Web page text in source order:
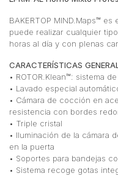
BAKERTOP MIND.Maps™
puede realizar cualquier
horas al día y con plenas
CARACTERÍSTICAS
• ROTOR.Klean™: sistema
• Lavado especial
• Cámara de cocción en
resistencia con bordes
• Triple cristal
• Iluminación de la cámara
en la puerta
• Soportes para bandejas
• Sistema recoge gotas